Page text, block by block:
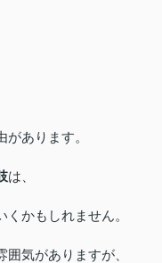
あります。
は、
かもしれません。
気がありますが、